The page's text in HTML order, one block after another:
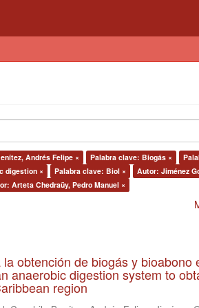
Andrés Felipe × Palabra clave: Biogás ×
digestion × Palabra clave: Biol ×
Autor: Jiménez
Arteta Chedraüy, Pedro Manuel ×
obtención de biogás y bioabono
anaerobic digestion system to
region